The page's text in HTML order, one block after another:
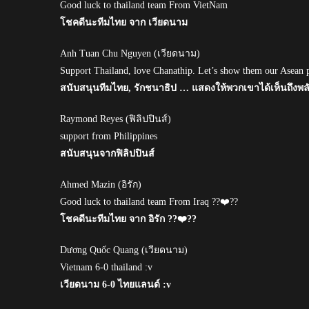
Good luck to thailand team From VietNam
โชคดีนะทีมไทย จาก เวียดนาม
Anh Tuan Chu Nguyen (เวียดนาม)
Support Thailand, love Chanathip. Let’s show them our Asean
สนับสนุนทีมไทย, รักชนาธิป … แสดงให้พวกเขาได้เห็นถึงพ
Raymond Reyes (ฟิลิปปินส์)
support from Philippines
สนับสนุนจากฟิลิปปินส์
Ahmed Mazin (อิรัก)
Good luck to thailand team From Iraq ??❤️??
โชคดีนะทีมไทย จาก อิรัก ??❤️??
Dương Quốc Quang (เวียดนาม)
Vietnam 6-0 thailand :v
เวียดนาม 6-0 ไทยแลนด์ :v